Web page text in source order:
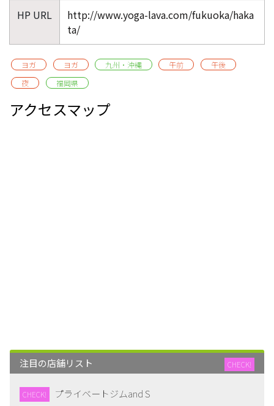
HP URL
http://www.yoga-lava.com/fukuoka/haka
ta/
ヨガ ヨガ 九州・沖縄 午前
午後
夜
福岡県
アクセスマップ
注目の店舗リスト CHECK!
CHECK! プライベートジムand S